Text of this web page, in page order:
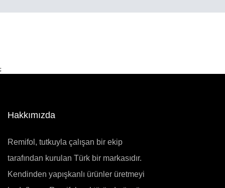
;
Hakkımızda
Remifol, tutkuyla çalışan bir ekip
tarafından kurulan Türk bir markasıdır.
Kendinden yapışkanlı ürünler üretmeyi